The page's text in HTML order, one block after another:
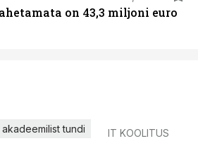
on 43,3 miljoni euro
tundi IT KOOLITUS